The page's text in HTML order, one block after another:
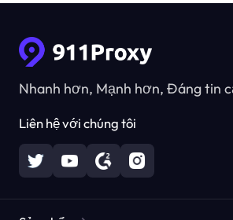
Nhanh hơn, Mạnh hơn, Đáng tin
Liên hệ với chúng tôi